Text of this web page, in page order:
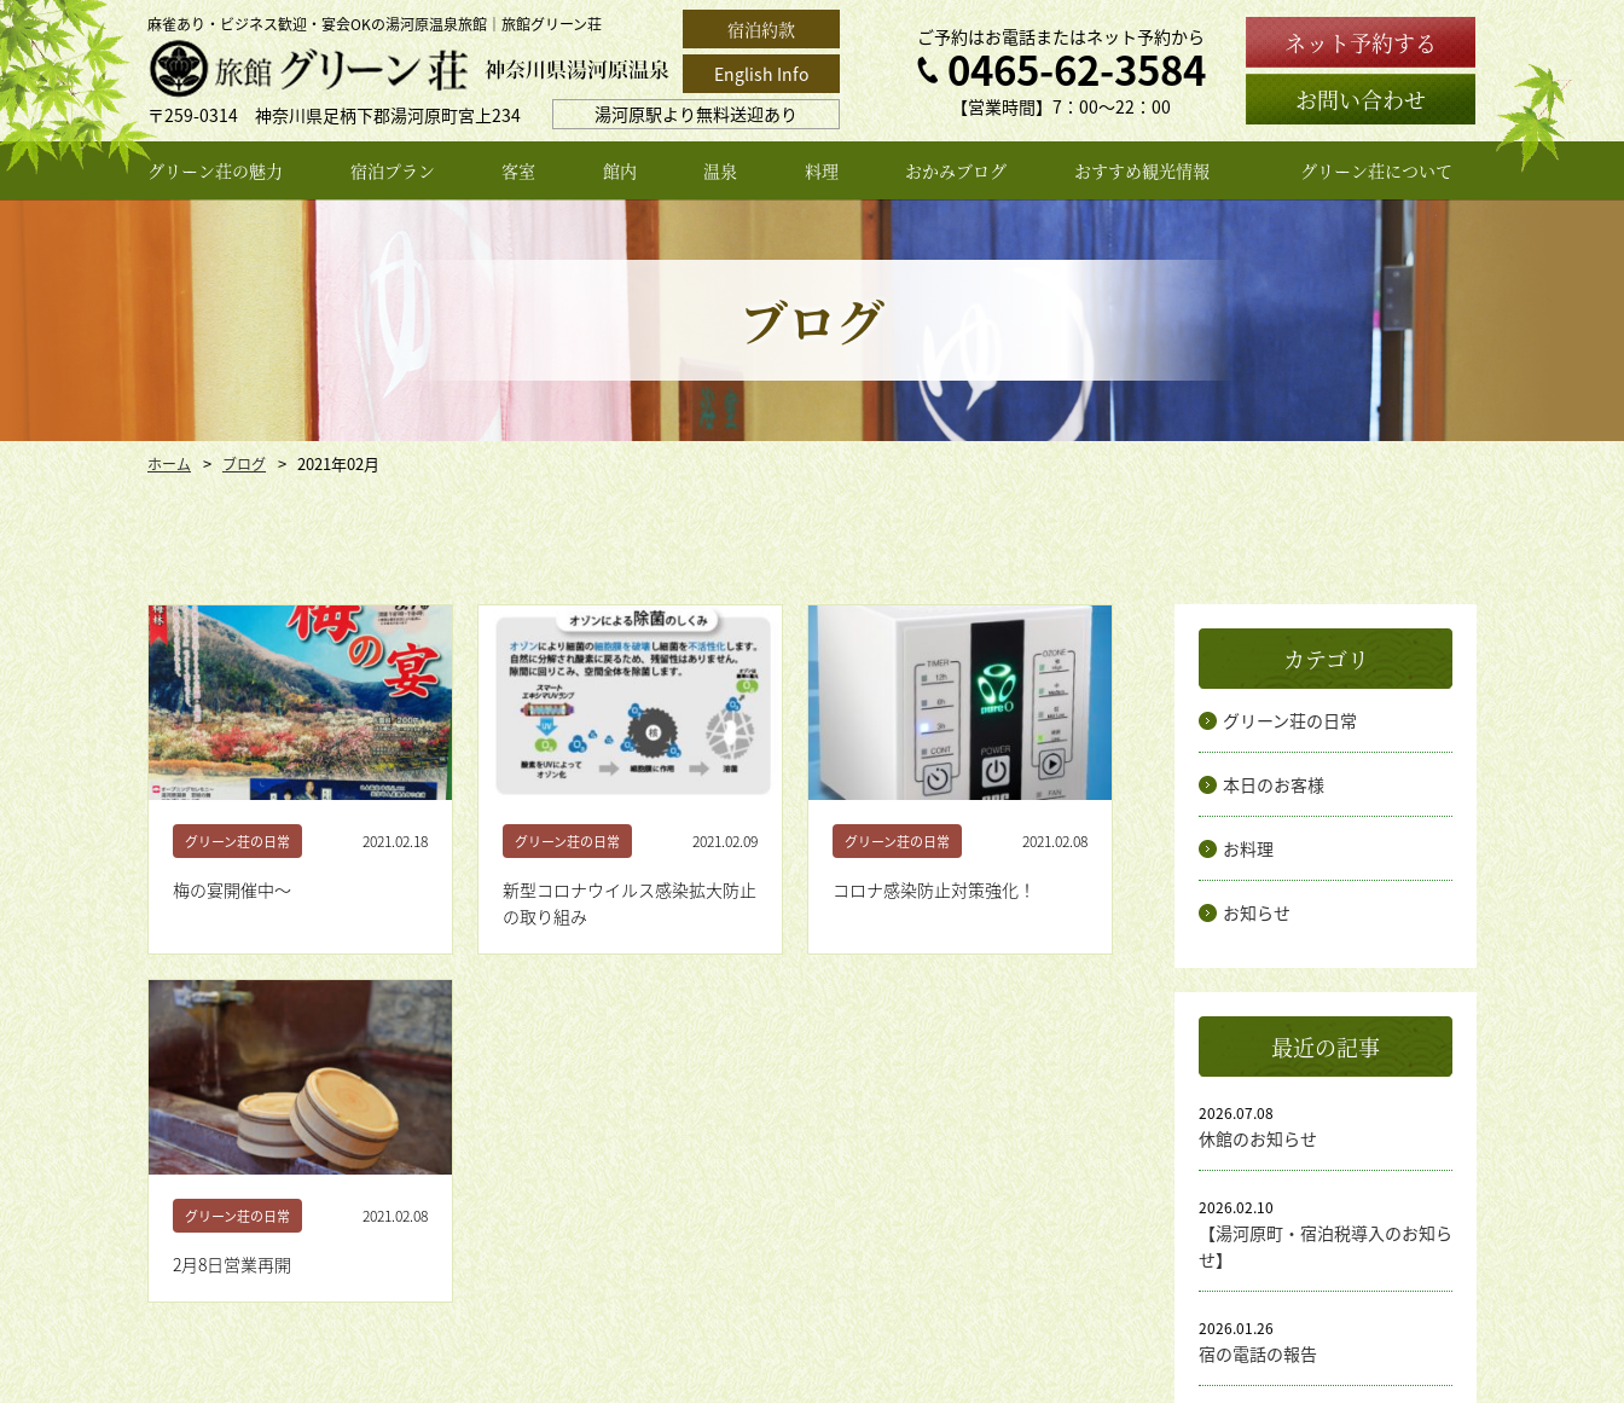
麻雀あり・ビジネス歓迎・宴会OKの湯河原温泉旅館｜旅館グリーン荘
〒259-0314 神奈川県足柄下郡湯河原町宮上234 湯河原駅より無料送迎あり
宿泊約款
English Info
ご予約はお電話またはネット予約から
0465-62-3584
【営業時間】7：00〜22：00
ネット予約する
お問い合わせ
グリーン荘の魅力 宿泊プラン 客室 館内 温泉 料理 おかみブログ おすすめ観光情報 グリーン荘について
女将のプロフィール
よくある質問
アクセス
旅館概要
お問い合わせ
ブログ
ホーム ブログ 2021年02月
グリーン荘の日常 2021.02.18
梅の宴開催中〜
グリーン荘の日常 2021.02.09
新型コロナウイルス感染拡大防止
の取り組み
グリーン荘の日常 2021.02.08
コロナ感染防止対策強化！
グリーン荘の日常 2021.02.08
2月8日営業再開
カテゴリ
グリーン荘の日常
本日のお客様
お料理
お知らせ
最近の記事
休館のお知らせ
2026.07.08
【湯河原町・宿泊税導入のお知ら
せ】
2026.02.10
宿の電話の報告
2026.01.26